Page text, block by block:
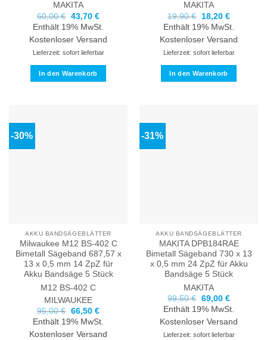
MAKITA
60,00€ Ursprünglicher
Preis
war:
60,00 €
43,70 €Aktueller
Preis
ist:
43,70 €.
Enthält 19% MwSt.
Kostenloser Versand
Lieferzeit: sofort lieferbar
In den Warenkorb
MAKITA
19,90€
Ursprünglicher
Preis
war:
19,90 €
18,20 €Aktueller
Preis
ist:
18,20 €.
Enthält 19% MwSt.
Kostenloser Versand
Lieferzeit: sofort lieferbar
In den Warenkorb
-30%
AKKU BANDSÄGEBLÄTTER
Milwaukee M12 BS-402 C
Bimetall Sägeband 687,57 x
13 x 0,5 mm 14 ZpZ für
Akku Bandsäge 5 Stück
M12 BS-402 C
MILWAUKEE
95,00€ Ursprünglicher
Preis
war:
95,00 €
66,50 €Aktueller
Preis
ist:
66,50 €.
Enthält 19% MwSt.
Kostenloser Versand
-31%
AKKU BANDSÄGEBLÄTTER
MAKITA DPB184RAE
Bimetall Sägeband 730 x 13
x 0,5 mm 24 ZpZ für Akku
Bandsäge 5 Stück
MAKITA
99,50€ Ursprünglicher
Preis
war:
99,50 €
69,00 €Aktueller
Preis
ist:
69,00 €.
Enthält 19% MwSt.
Kostenloser Versand
Lieferzeit: sofort lieferbar